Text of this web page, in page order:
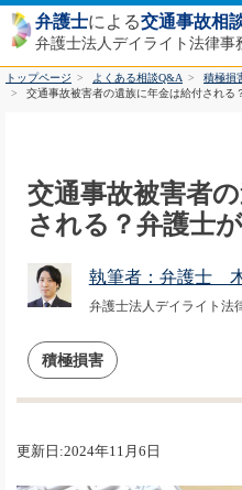
弁護士による交通事故相
弁護士法人デイライト法律事
トップページ よくある相談Q&A
積極損
交通事故被害者の遺族に年金は給付される
交通事故被害者
される？弁護士
執筆者：弁護士
弁護士法人デイライト法
積極損害
更新日:2024年11月6日